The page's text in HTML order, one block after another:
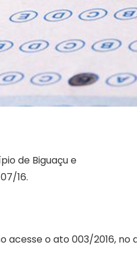
de Biguaçu e
16.
acesse o ato 003/2016, no